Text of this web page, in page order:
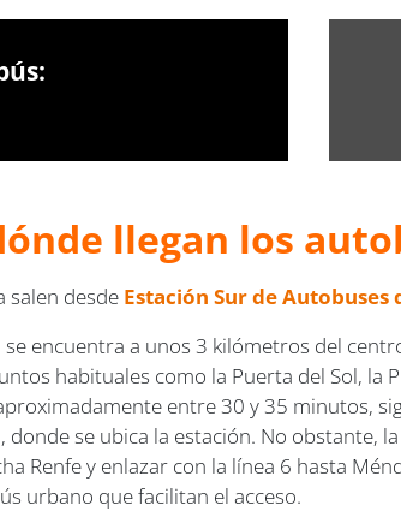
llegan los
salen desde Estación Sur de
se encuentra a unos 3 kilómetros del
habituales como la Puerta del Sol, la
entre 30 y 35 minutos,
donde se ubica la estación. No obstante,
Renfe y enlazar con la línea 6 hasta
urbano que facilitan el acceso.